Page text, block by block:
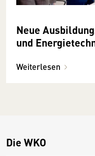
Neue
und
Weiterlesen
Die WKO